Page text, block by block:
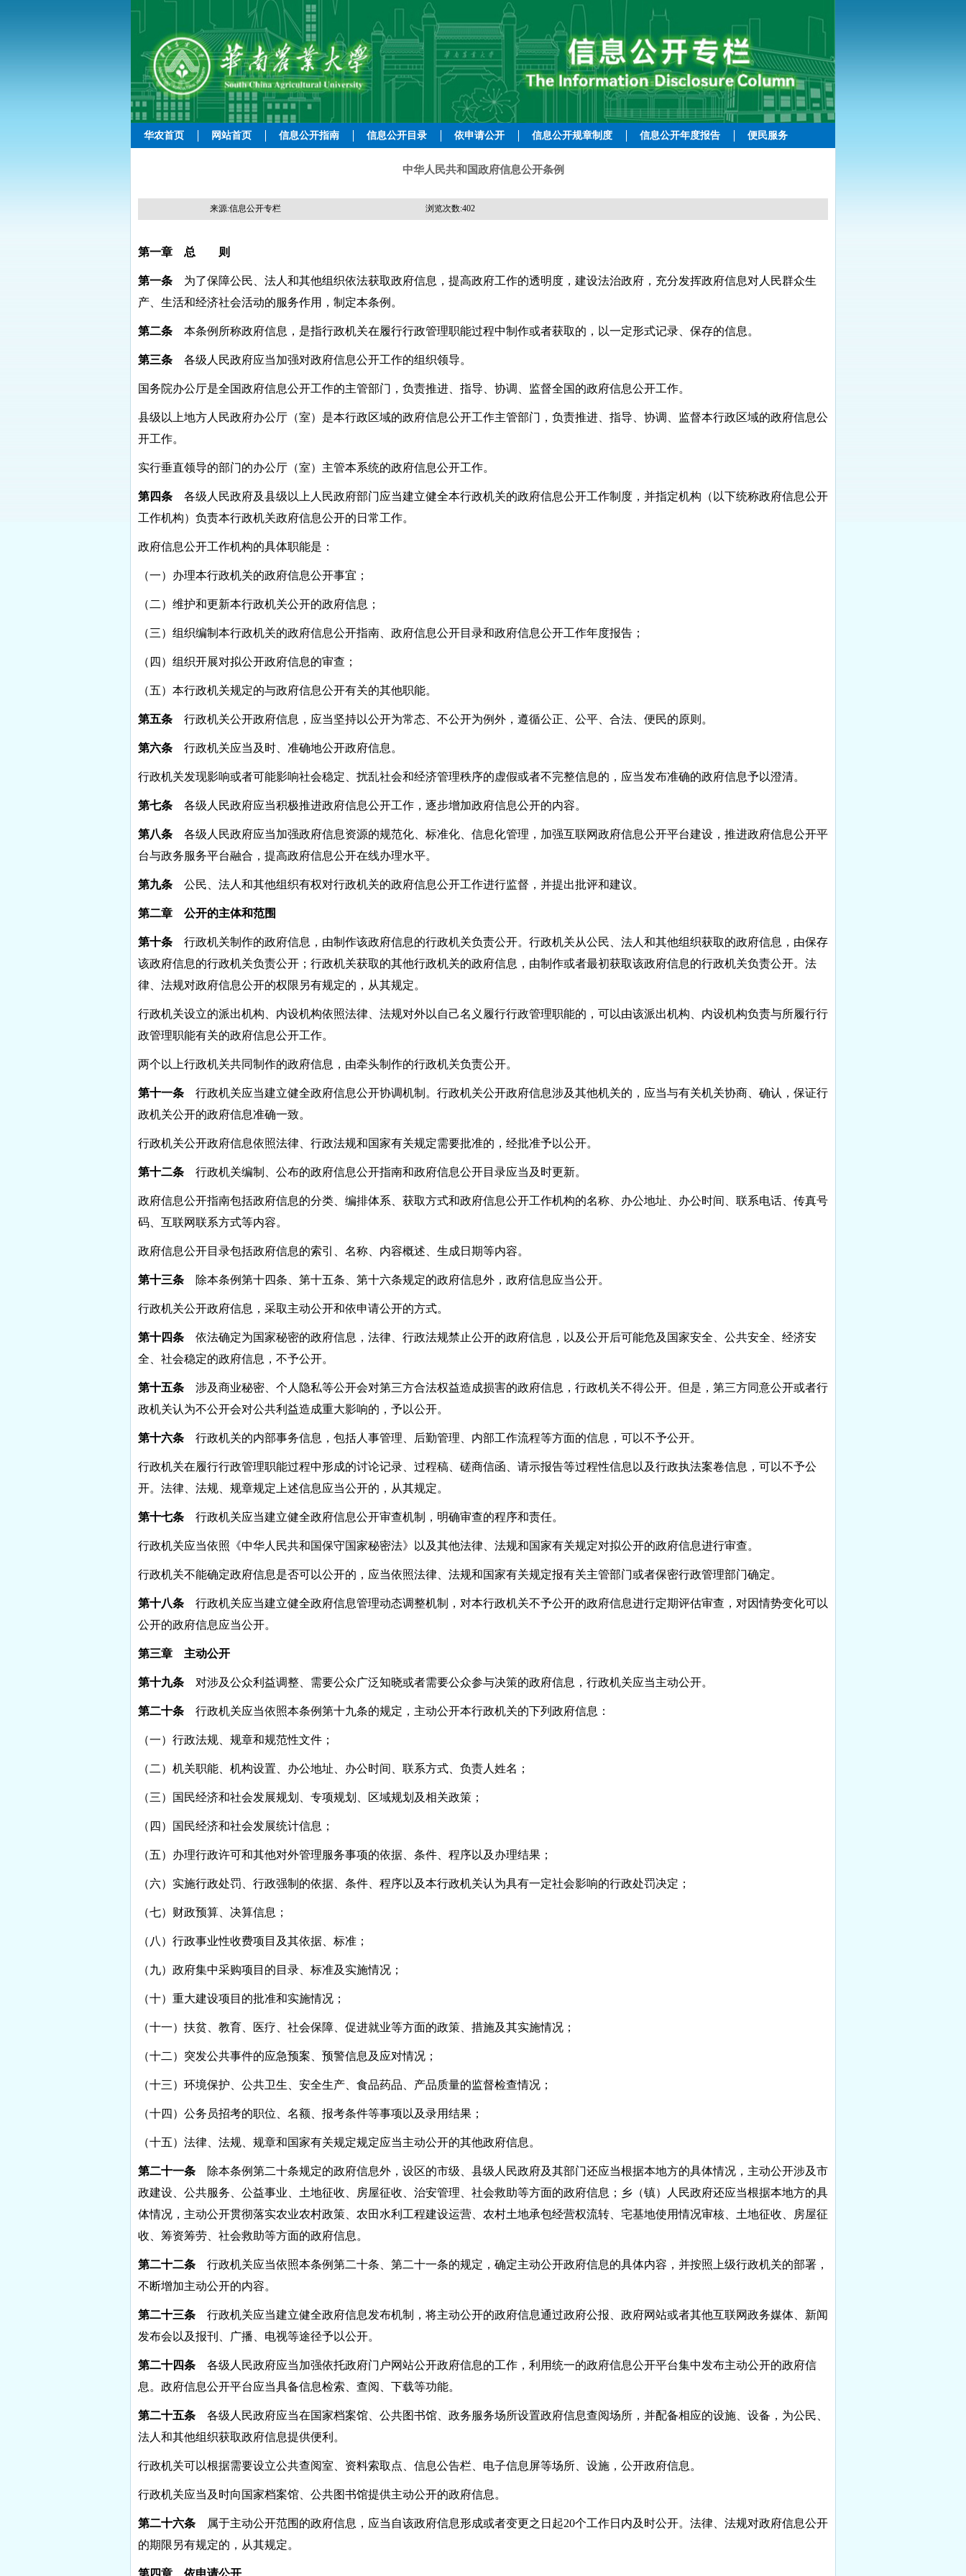
华农首页 网站首页 信息公开指南 信息公开目录 依申请公开 信息公开规章制度 信息公开年度报告 便民服务
中华人民共和国政府信息公开条例
来源:信息公开专栏 浏览次数:402
第一章 总 则
第一条 为了保障公民、法人和其他组织依法获取政府信息，提高政府工作的透明度，建设法治政府，充分发挥政府信息对人民群众生
产、生活和经济社会活动的服务作用，制定本条例。
第二条 本条例所称政府信息，是指行政机关在履行行政管理职能过程中制作或者获取的，以一定形式记录、保存的信息。
第三条 各级人民政府应当加强对政府信息公开工作的组织领导。
国务院办公厅是全国政府信息公开工作的主管部门，负责推进、指导、协调、监督全国的政府信息公开工作。
县级以上地方人民政府办公厅（室）是本行政区域的政府信息公开工作主管部门，负责推进、指导、协调、监督本行政区域的政府信息公
开工作。
实行垂直领导的部门的办公厅（室）主管本系统的政府信息公开工作。
第四条 各级人民政府及县级以上人民政府部门应当建立健全本行政机关的政府信息公开工作制度，并指定机构（以下统称政府信息公开
工作机构）负责本行政机关政府信息公开的日常工作。
政府信息公开工作机构的具体职能是：
（一）办理本行政机关的政府信息公开事宜；
（二）维护和更新本行政机关公开的政府信息；
（三）组织编制本行政机关的政府信息公开指南、政府信息公开目录和政府信息公开工作年度报告；
（四）组织开展对拟公开政府信息的审查；
（五）本行政机关规定的与政府信息公开有关的其他职能。
第五条 行政机关公开政府信息，应当坚持以公开为常态、不公开为例外，遵循公正、公平、合法、便民的原则。
第六条 行政机关应当及时、准确地公开政府信息。
行政机关发现影响或者可能影响社会稳定、扰乱社会和经济管理秩序的虚假或者不完整信息的，应当发布准确的政府信息予以澄清。
第七条 各级人民政府应当积极推进政府信息公开工作，逐步增加政府信息公开的内容。
第八条 各级人民政府应当加强政府信息资源的规范化、标准化、信息化管理，加强互联网政府信息公开平台建设，推进政府信息公开平
台与政务服务平台融合，提高政府信息公开在线办理水平。
第九条 公民、法人和其他组织有权对行政机关的政府信息公开工作进行监督，并提出批评和建议。
第二章 公开的主体和范围
第十条 行政机关制作的政府信息，由制作该政府信息的行政机关负责公开。行政机关从公民、法人和其他组织获取的政府信息，由保存
该政府信息的行政机关负责公开；行政机关获取的其他行政机关的政府信息，由制作或者最初获取该政府信息的行政机关负责公开。法
律、法规对政府信息公开的权限另有规定的，从其规定。
行政机关设立的派出机构、内设机构依照法律、法规对外以自己名义履行行政管理职能的，可以由该派出机构、内设机构负责与所履行行
政管理职能有关的政府信息公开工作。
两个以上行政机关共同制作的政府信息，由牵头制作的行政机关负责公开。
第十一条 行政机关应当建立健全政府信息公开协调机制。行政机关公开政府信息涉及其他机关的，应当与有关机关协商、确认，保证行
政机关公开的政府信息准确一致。
行政机关公开政府信息依照法律、行政法规和国家有关规定需要批准的，经批准予以公开。
第十二条 行政机关编制、公布的政府信息公开指南和政府信息公开目录应当及时更新。
政府信息公开指南包括政府信息的分类、编排体系、获取方式和政府信息公开工作机构的名称、办公地址、办公时间、联系电话、传真号
码、互联网联系方式等内容。
政府信息公开目录包括政府信息的索引、名称、内容概述、生成日期等内容。
第十三条 除本条例第十四条、第十五条、第十六条规定的政府信息外，政府信息应当公开。
行政机关公开政府信息，采取主动公开和依申请公开的方式。
第十四条 依法确定为国家秘密的政府信息，法律、行政法规禁止公开的政府信息，以及公开后可能危及国家安全、公共安全、经济安
全、社会稳定的政府信息，不予公开。
第十五条 涉及商业秘密、个人隐私等公开会对第三方合法权益造成损害的政府信息，行政机关不得公开。但是，第三方同意公开或者行
政机关认为不公开会对公共利益造成重大影响的，予以公开。
第十六条 行政机关的内部事务信息，包括人事管理、后勤管理、内部工作流程等方面的信息，可以不予公开。
行政机关在履行行政管理职能过程中形成的讨论记录、过程稿、磋商信函、请示报告等过程性信息以及行政执法案卷信息，可以不予公
开。法律、法规、规章规定上述信息应当公开的，从其规定。
第十七条 行政机关应当建立健全政府信息公开审查机制，明确审查的程序和责任。
行政机关应当依照《中华人民共和国保守国家秘密法》以及其他法律、法规和国家有关规定对拟公开的政府信息进行审查。
行政机关不能确定政府信息是否可以公开的，应当依照法律、法规和国家有关规定报有关主管部门或者保密行政管理部门确定。
第十八条 行政机关应当建立健全政府信息管理动态调整机制，对本行政机关不予公开的政府信息进行定期评估审查，对因情势变化可以
公开的政府信息应当公开。
第三章 主动公开
第十九条 对涉及公众利益调整、需要公众广泛知晓或者需要公众参与决策的政府信息，行政机关应当主动公开。
第二十条 行政机关应当依照本条例第十九条的规定，主动公开本行政机关的下列政府信息：
（一）行政法规、规章和规范性文件；
（二）机关职能、机构设置、办公地址、办公时间、联系方式、负责人姓名；
（三）国民经济和社会发展规划、专项规划、区域规划及相关政策；
（四）国民经济和社会发展统计信息；
（五）办理行政许可和其他对外管理服务事项的依据、条件、程序以及办理结果；
（六）实施行政处罚、行政强制的依据、条件、程序以及本行政机关认为具有一定社会影响的行政处罚决定；
（七）财政预算、决算信息；
（八）行政事业性收费项目及其依据、标准；
（九）政府集中采购项目的目录、标准及实施情况；
（十）重大建设项目的批准和实施情况；
（十一）扶贫、教育、医疗、社会保障、促进就业等方面的政策、措施及其实施情况；
（十二）突发公共事件的应急预案、预警信息及应对情况；
（十三）环境保护、公共卫生、安全生产、食品药品、产品质量的监督检查情况；
（十四）公务员招考的职位、名额、报考条件等事项以及录用结果；
（十五）法律、法规、规章和国家有关规定规定应当主动公开的其他政府信息。
第二十一条 除本条例第二十条规定的政府信息外，设区的市级、县级人民政府及其部门还应当根据本地方的具体情况，主动公开涉及市
政建设、公共服务、公益事业、土地征收、房屋征收、治安管理、社会救助等方面的政府信息；乡（镇）人民政府还应当根据本地方的具
体情况，主动公开贯彻落实农业农村政策、农田水利工程建设运营、农村土地承包经营权流转、宅基地使用情况审核、土地征收、房屋征
收、筹资筹劳、社会救助等方面的政府信息。
第二十二条 行政机关应当依照本条例第二十条、第二十一条的规定，确定主动公开政府信息的具体内容，并按照上级行政机关的部署，
不断增加主动公开的内容。
第二十三条 行政机关应当建立健全政府信息发布机制，将主动公开的政府信息通过政府公报、政府网站或者其他互联网政务媒体、新闻
发布会以及报刊、广播、电视等途径予以公开。
第二十四条 各级人民政府应当加强依托政府门户网站公开政府信息的工作，利用统一的政府信息公开平台集中发布主动公开的政府信
息。政府信息公开平台应当具备信息检索、查阅、下载等功能。
第二十五条 各级人民政府应当在国家档案馆、公共图书馆、政务服务场所设置政府信息查阅场所，并配备相应的设施、设备，为公民、
法人和其他组织获取政府信息提供便利。
行政机关可以根据需要设立公共查阅室、资料索取点、信息公告栏、电子信息屏等场所、设施，公开政府信息。
行政机关应当及时向国家档案馆、公共图书馆提供主动公开的政府信息。
第二十六条 属于主动公开范围的政府信息，应当自该政府信息形成或者变更之日起20个工作日内及时公开。法律、法规对政府信息公开
的期限另有规定的，从其规定。
第四章 依申请公开